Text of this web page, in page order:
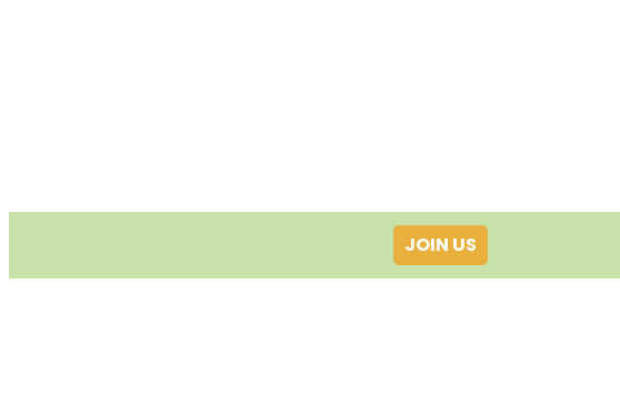
JOIN US